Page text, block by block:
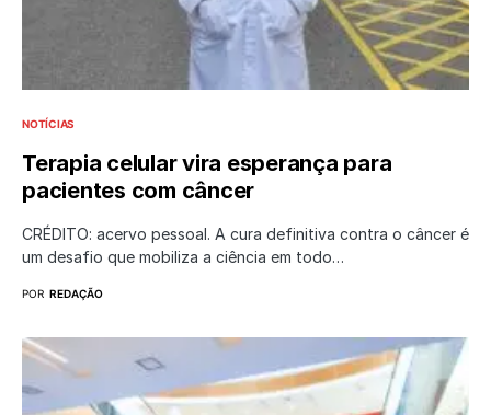
NOTÍCIAS
Terapia celular vira esperança para
pacientes com câncer
CRÉDITO: acervo pessoal. A cura definitiva contra o câncer é
um desafio que mobiliza a ciência em todo…
POR REDAÇÃO